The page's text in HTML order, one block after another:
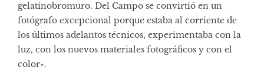
gelatinobromuro. Del Campo se convirtió en un
fotógrafo excepcional porque estaba al corriente de
los últimos adelantos técnicos, experimentaba con la
luz, con los nuevos materiales fotográficos y con el
color».